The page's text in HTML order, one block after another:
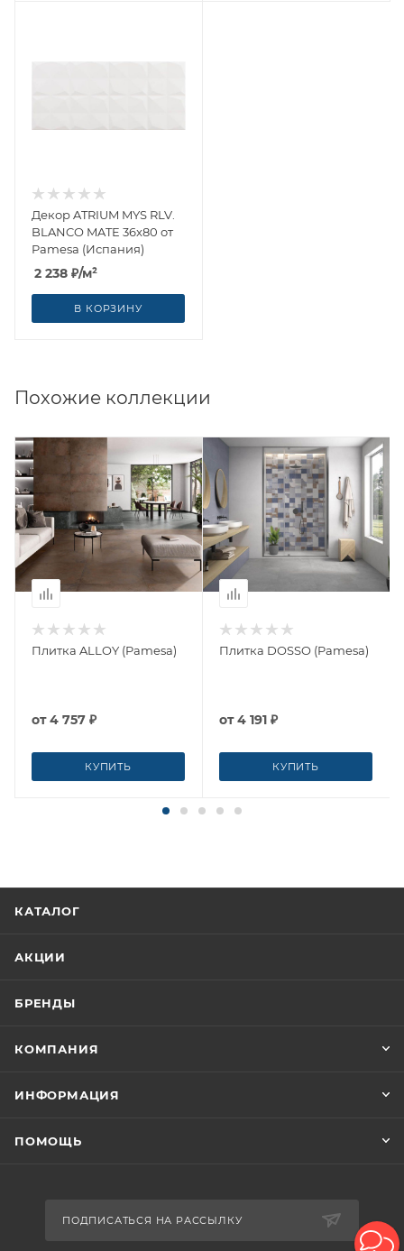
Декор ATRIUM MYS RLV.
BLANCO MATE 36x80 от
Pamesa (Испания)
2 238 ₽/м²
В КОРЗИНУ
Похожие коллекции
Плитка ALLOY (Pamesa)
от4 757 ₽
КУПИТЬ
Плитка DOSSO (Pamesa)
от4 191 ₽
КУПИТЬ
КАТАЛОГ
АКЦИИ
БРЕНДЫ
КОМПАНИЯ
ИНФОРМАЦИЯ
ПОМОЩЬ
ПОДПИСАТЬСЯ НА РАССЫЛКУ